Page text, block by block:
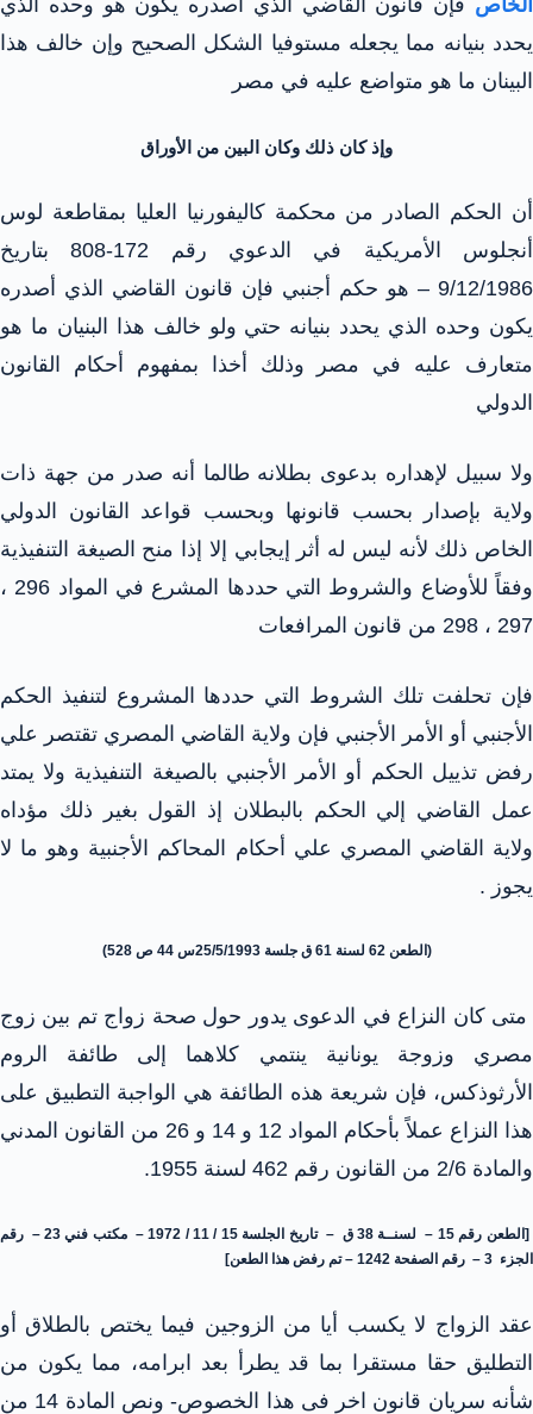
الخاص فإن قانون القاضي الذي أصدره يكون هو وحده الذي
يحدد بنيانه مما يجعله مستوفيا الشكل الصحيح وإن خالف هذا
البينان ما هو متواضع عليه في مصر
وإذ كان ذلك وكان البين من الأوراق
أن الحكم الصادر من محكمة كاليفورنيا العليا بمقاطعة لوس
أنجلوس الأمريكية في الدعوي رقم 172-808 بتاريخ
9/12/1986 – هو حكم أجنبي فإن قانون القاضي الذي أصدره
يكون وحده الذي يحدد بنيانه حتي ولو خالف هذا البنيان ما هو
متعارف عليه في مصر وذلك أخذا بمفهوم أحكام القانون
الدولي
ولا سبيل لإهداره بدعوى بطلانه طالما أنه صدر من جهة ذات
ولاية بإصدار بحسب قانونها وبحسب قواعد القانون الدولي
الخاص ذلك لأنه ليس له أثر إيجابي إلا إذا منح الصيغة التنفيذية
وفقاً للأوضاع والشروط التي حددها المشرع في المواد 296 ،
297 ، 298 من قانون المرافعات
فإن تحلفت تلك الشروط التي حددها المشروع لتنفيذ الحكم
الأجنبي أو الأمر الأجنبي فإن ولاية القاضي المصري تقتصر علي
رفض تذييل الحكم أو الأمر الأجنبي بالصيغة التنفيذية ولا يمتد
عمل القاضي إلي الحكم بالبطلان إذ القول بغير ذلك مؤداه
ولاية القاضي المصري علي أحكام المحاكم الأجنبية وهو ما لا
يجوز .
(الطعن 62 لسنة 61 ق جلسة 25/5/1993س 44 ص 528)
متى كان النزاع في الدعوى يدور حول صحة زواج تم بين زوج
مصري وزوجة يونانية ينتمي كلاهما إلى طائفة الروم
الأرثوذكس، فإن شريعة هذه الطائفة هي الواجبة التطبيق على
هذا النزاع عملاً بأحكام المواد 12 و 14 و 26 من القانون المدني
والمادة 2/6 من القانون رقم 462 لسنة 1955.
[الطعن رقم 15 – لسنــة 38 ق – تاريخ الجلسة 15 / 11 / 1972 – مكتب فني 23 – رقم
الجزء 3 – رقم الصفحة 1242 – تم رفض هذا الطعن]
عقد الزواج لا يكسب أيا من الزوجين فيما يختص بالطلاق أو
التطليق حقا مستقرا بما قد يطرأ بعد ابرامه، مما يكون من
شأنه سريان قانون اخر فى هذا الخصوص- ونص المادة 14 من